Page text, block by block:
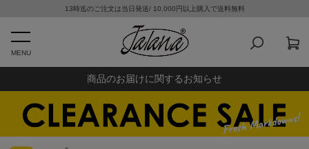
13時迄のご注文は当日発送/ 10,000円以上購入で送料無料
MENU
商品のお届けに関するお知らせ